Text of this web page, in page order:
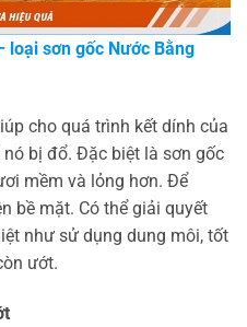
loại sơn gốc Nước Bằng
cho quá trình kết dính của
bị đổ. Đặc biệt là sơn gốc
mềm và lỏng hơn. Để
bề mặt. Có thể giải quyết
như sử dụng dung môi, tốt
ướt.